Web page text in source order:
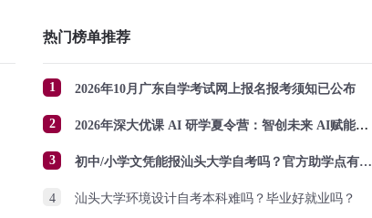
热门榜单推荐
1 2026年10月广东自学考试网上报名报考须知已公布
2 2026年深大优课 AI 研学夏令营：智创未来 AI赋能成长
3 初中/小学文凭能报汕头大学自考吗？官方助学点有哪些？怎么报名？
4 汕头大学环境设计自考本科难吗？毕业好就业吗？